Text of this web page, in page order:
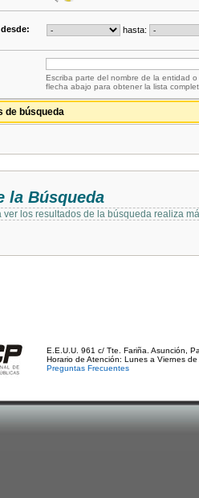
hasta:
Escriba parte del nombre de la entidad
flecha abajo para obtener la lista
de búsqueda
la Búsqueda
ver los resultados de la búsqueda realiza
E.E.U.U. 961 c/ Tte. Fariña. Asunción,
Horario de Atención: Lunes a Viernes
Preguntas Frecuentes